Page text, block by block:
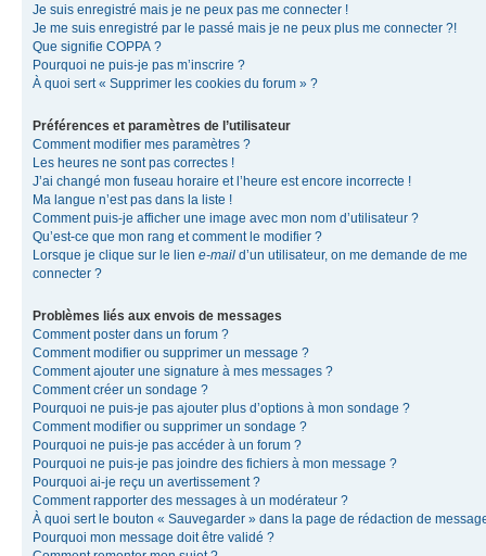
Je suis enregistré mais je ne peux pas me connecter !
Je me suis enregistré par le passé mais je ne peux plus me connecter ?!
Que signifie COPPA ?
Pourquoi ne puis-je pas m’inscrire ?
À quoi sert « Supprimer les cookies du forum » ?
Préférences et paramètres de l’utilisateur
Comment modifier mes paramètres ?
Les heures ne sont pas correctes !
J’ai changé mon fuseau horaire et l’heure est encore incorrecte !
Ma langue n’est pas dans la liste !
Comment puis-je afficher une image avec mon nom d’utilisateur ?
Qu’est-ce que mon rang et comment le modifier ?
Lorsque je clique sur le lien e-mail d’un utilisateur, on me demande de me
connecter ?
Problèmes liés aux envois de messages
Comment poster dans un forum ?
Comment modifier ou supprimer un message ?
Comment ajouter une signature à mes messages ?
Comment créer un sondage ?
Pourquoi ne puis-je pas ajouter plus d’options à mon sondage ?
Comment modifier ou supprimer un sondage ?
Pourquoi ne puis-je pas accéder à un forum ?
Pourquoi ne puis-je pas joindre des fichiers à mon message ?
Pourquoi ai-je reçu un avertissement ?
Comment rapporter des messages à un modérateur ?
À quoi sert le bouton « Sauvegarder » dans la page de rédaction de
Pourquoi mon message doit être validé ?